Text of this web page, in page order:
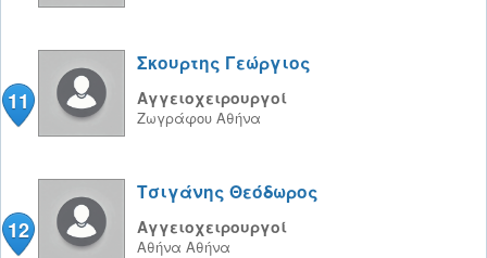
11
Σκουρτης Γεώργιος
Αγγειοχειρουργοί
Ζωγράφου Αθήνα
12
Τσιγάνης Θεόδωρος
Αγγειοχειρουργοί
Αθήνα Αθήνα